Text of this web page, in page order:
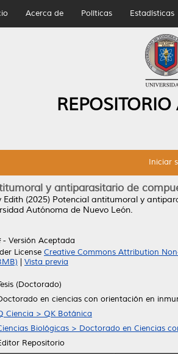
Acerca de Políticas Estadísticas
Iniciar
y antiparasitario de
Edith (2025) Potencial antitumoral y
Autónoma de Nuevo León.
- Versión Aceptada
License Creative Commons Attribution
Vista previa
(Doctorado)
en ciencias con orientación en
Ciencia > QK Botánica
Biológicas > Doctorado en Ciencias
Repositorio